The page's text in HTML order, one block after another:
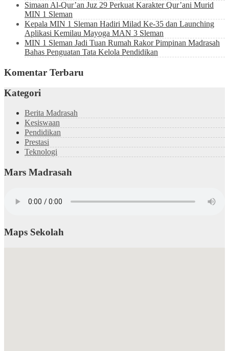
Simaan Al-Qur’an Juz 29 Perkuat Karakter Qur’ani Murid
MIN 1 Sleman
Kepala MIN 1 Sleman Hadiri Milad Ke-35 dan Launching
Aplikasi Kemilau Mayoga MAN 3 Sleman
MIN 1 Sleman Jadi Tuan Rumah Rakor Pimpinan Madrasah
Bahas Penguatan Tata Kelola Pendidikan
Komentar Terbaru
Kategori
Berita Madrasah
Kesiswaan
Pendidikan
Prestasi
Teknologi
Mars Madrasah
Maps Sekolah